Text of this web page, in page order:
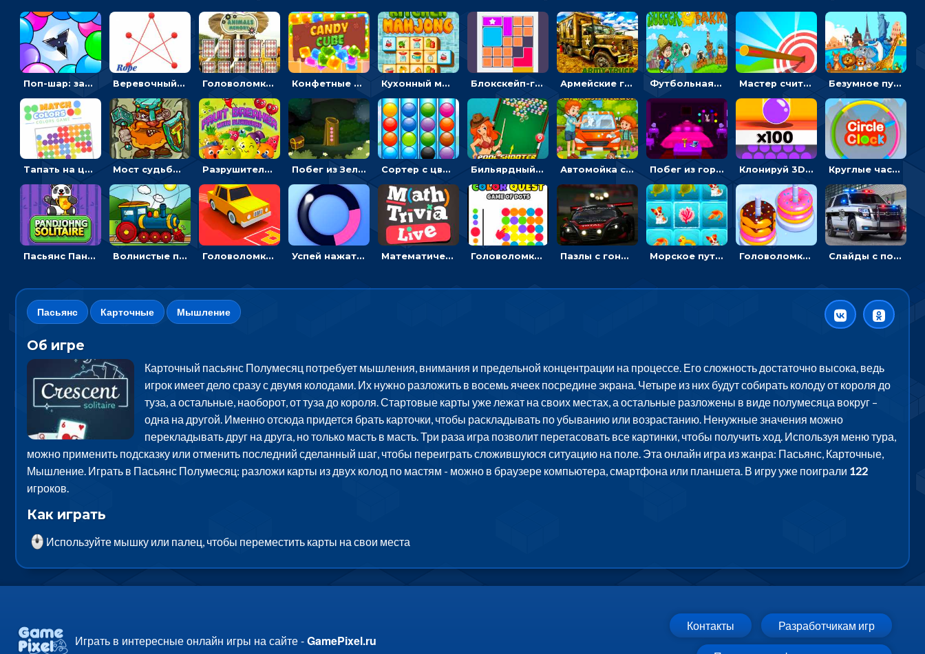
Поп-шар: запускать колючку, чтобы лопать воздушные шарики Веревочный мастер: двигай узелки и развязывай их Головоломка с животными: переворачивать карточки, чтобы находить пару Конфетные кубики: двигать сладости в сторону, чтобы стрелять по целям Кухонный маджонг: соединять пары посуды и расчищать поле Блокскейп-головоломка: двигать блоки, чтобы достать элемент со звездой Армейские грузовики в пазлах: собери военную машину Футбольная ферма: бей по мячу, чтобы забивать в ворота и ловить звезды Мастер считать стрелы: увеличивать запас, чтобы поразить больше целей Безумное путешествие друзей по миру: собирать пазлы из фото с животными
Тапать на цветные точки, чтобы взрывать одинаковые - три в ряд Мост судьбы: прыгать по платформам и бить молотом орков Разрушитель фруктов: стрелять ягодами по ананасам Побег из Зеленого парка: решай ребусы, чтобы выбраться на свободу Сортер с цветными шариками: размещать в колбах по цвету Бильярдный пул: стрелять шариками, чтобы взрывать одинаковые Автомойка со скрытыми звездами: ищи на время Побег из горной деревни: решай головоломки, чтобы открыть ворота Клонируй 3D шарики и сливай их в воронку Круглые часы: ловить цветную стрелку в одинаковом участке циферблата
Пасьянс Панджонг: собирать карты по порядку, чтобы очистить поле Волнистые пазлы с транспортом: собирай картинку из частей Головоломка Парк-стоянка: рисовать линии, чтобы парковать машины Успей нажать: кликай, чтобы попасть в цветной сектор круга Математическая викторина мультиплеер: решать примеры на время Головоломка Цветной квест: тапай по цветным точкам и перекрашивай поле Пазлы с гоночными автомобилями: собери свой болид по частям Морское путешествие: двигай блоки, чтобы соединять одинаковые по три в ря Головоломка Сортер пончиков: двигать и соединять по цвету Слайды с полицейскими машинами: перемещать пазлы, чтобы собрать картинку
Пасьянс Карточные Мышление
Об игре
Карточный пасьянс Полумесяц потребует мышления, внимания и предельной концентрации на процессе. Его сложность достаточно высока, ведь
игрок имеет дело сразу с двумя колодами. Их нужно разложить в восемь ячеек посредине экрана. Четыре из них будут собирать колоду от короля до
туза, а остальные, наоборот, от туза до короля. Стартовые карты уже лежат на своих местах, а остальные разложены в виде полумесяца вокруг –
одна на другой. Именно отсюда придется брать карточки, чтобы раскладывать по убыванию или возрастанию. Ненужные значения можно
перекладывать друг на друга, но только масть в масть. Три раза игра позволит перетасовать все картинки, чтобы получить ход. Используя меню тура,
можно применить подсказку или отменить последний сделанный шаг, чтобы переиграть сложившуюся ситуацию на поле. Эта онлайн игра из жанра: Пасьянс, Карточные,
Мышление. Играть в Пасьянс Полумесяц: разложи карты из двух колод по мастям - можно в браузере компьютера, смартфона или планшета. В игру уже поиграли 122
игроков.
Как играть
Используйте мышку или палец, чтобы переместить карты на свои места
Играть в интересные онлайн игры на сайте -GamePixel.ru
Контакты Разработчикам игр